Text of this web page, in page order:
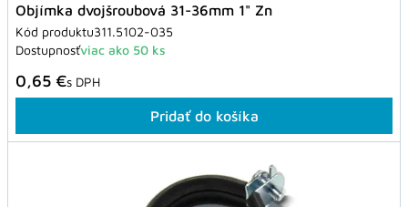
Objímka dvojšroubová 31-36mm 1" Zn
Kód produktu311.5102-035
Dostupnosťviac ako 50 ks
0,65 €s DPH
Pridať do košíka